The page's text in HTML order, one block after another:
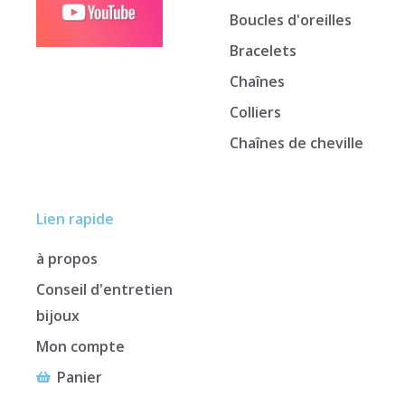
Lien rapide
à propos
Conseil d'entretien
bijoux
Mon compte
Panier
Boucles d'oreilles
Bracelets
Chaînes
Colliers
Chaînes de cheville